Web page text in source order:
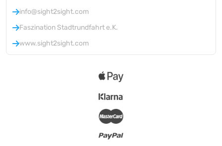
info@sight2sight.com
Faszination Stadtrundfahrt e.K.
www.sight2sight.com